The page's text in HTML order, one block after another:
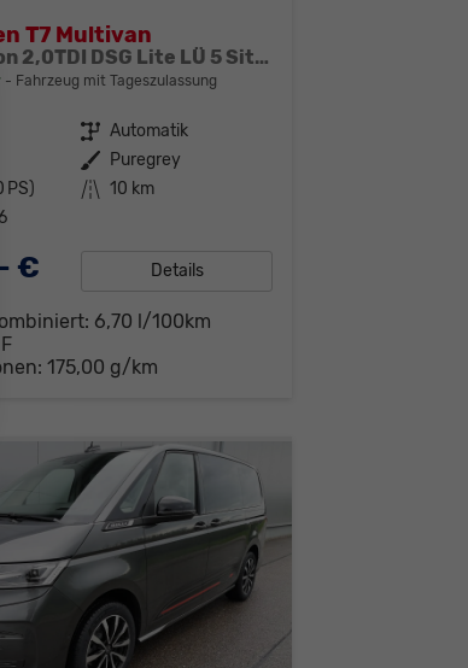
T7 Multivan
Sport Edition 2,0TDI DSG Lite LÜ 5 Sitzer
Fahrzeug mit Tageszulassung
Getriebe Automatik
Außenfarbe Puregrey
PS) Kilometerstand 10 km
€ Details
6,70 l/100km
F
175,00 g/km